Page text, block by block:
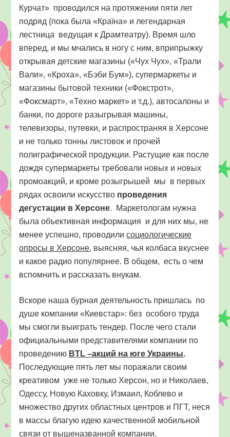
Курчат» проводился на протяжении пяти лет
подряд (пока была «Країна» и легендарная
лестница ведущая к Драмтеатру). Время шло
вперед, и мы мчались в ногу с ним, вприпрыжку
открывая детские магазины («Чух Чух», «Трали
Вали», «Кроха», «Бэби Бум»), супермаркеты и
магазины бытовой техники («Фокстрот»,
«Фоксмарт», «Техно маркет» и т.д.), автосалоны и
банки, по дороге разыгрывая машины,
телевизоры, путевки, и распространяя в Херсоне
и не только тонны листовок и прочей
полиграфической продукции. Растущие как после
дождя супермаркеты требовали новых и новых
промоакций, и кроме розыгрышей мы в первых
рядах освоили искусство проведения
дегустации в Херсоне. Маркетологам нужна
была объективная информация и для них мы, не
менее успешно, проводилисоциологические
опросы в Херсоне, выясняя, чья колбаса вкуснее
и какое радио популярнее. В общем, есть о чем
вспомнить и рассказать внукам.
Вскоре наша бурная деятельность пришлась по
душе компании «Киевстар»: без особого труда
мы смогли выиграть тендер. После чего стали
официальными представителями компании по
проведению BTL –акций на юге Украины.
Последующие пять лет мы поражали своим
креативом уже не только Херсон, но и Николаев,
Одессу, Новую Каховку, Измаил, Коблево и
множество других областных центров и ПГТ, неся
в массы благую идею качественной мобильной
связи от вышеназванной компании.